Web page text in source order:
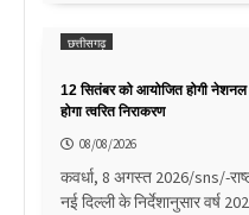
छत्तीसगढ़
12 सितंबर को आयोजित होगी नेशनल
होगा त्वरित निराकरण
08/08/2026
कवर्धा, 8 अगस्त 2026/sns/-
नई दिल्ली के निर्देशानुसार वर्ष